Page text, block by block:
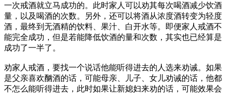
一次戒酒就立马成功的。此时家人可以劝其每次喝酒减少饮酒
量，以及喝酒的次数。另外，还可以将酒从浓度酒转变为轻度
酒，最终到无酒精的饮料、果汁、白开水等。即便家人戒酒不
能完全成功，但是若能降低饮酒的量和次数，其实也已经算是
成功了一半了。
劝家人戒酒，要找一个说话他能听得进去的人选来劝诫。如果
是父亲喜欢酗酒的话，可能母亲、儿子、女儿劝诫的话，他都
不怎么能听得进去，此时如果让新媳妇来劝的话，可能效果会